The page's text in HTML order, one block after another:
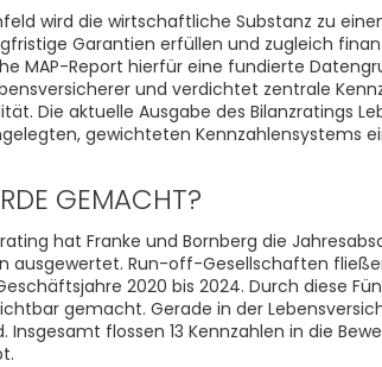
wird die wirtschaftliche Substanz zu
Garantien erfüllen und zugleich
MAP-Report hierfür eine fundierte
und verdichtet zentrale
Die aktuelle Ausgabe des Bilanzratings
gewichteten Kennzahlensystems
GEMACHT?
hat Franke und Bornberg die
ausgewertet. Run-off-Gesellschaften
2020 bis 2024. Durch diese
gemacht. Gerade in der
Insgesamt flossen 13 Kennzahlen in die